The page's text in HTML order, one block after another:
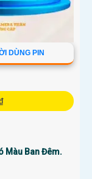
DÙNG PIN
Màu Ban Đêm.